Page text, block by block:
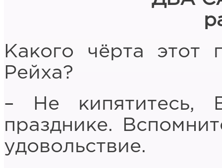
Какого чёрта этот
Рейха?
– Не кипятитесь,
празднике.
удовольствие.